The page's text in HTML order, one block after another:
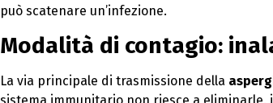
può scatenare un’infezione.
Modalità di contagio:
La via principale di trasmissione della